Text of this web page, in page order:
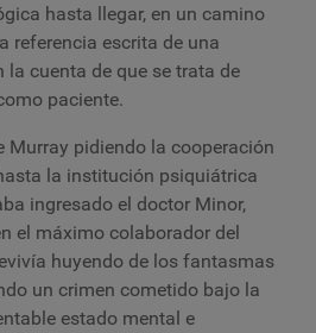
hasta llegar, en un camino
referencia escrita de una
la cuenta de que se trata de
paciente.
Murray pidiendo la cooperación
la institución psiquiátrica
ingresado el doctor Minor,
el máximo colaborador del
huyendo de los fantasmas
un crimen cometido bajo la
estado mental e